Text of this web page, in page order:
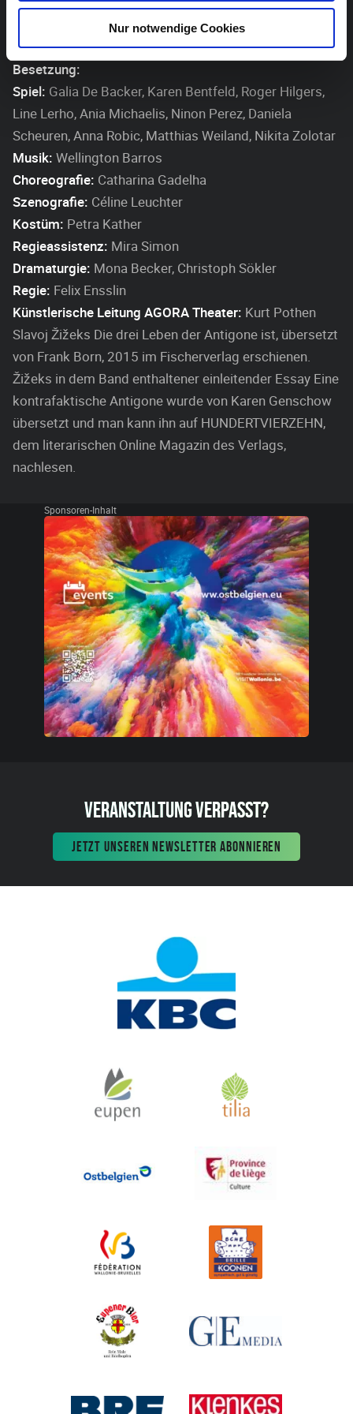
Nur notwendige Cookies
Besetzung:
Spiel: Galia De Backer, Karen Bentfeld, Roger Hilgers,
Line Lerho, Ania Michaelis, Ninon Perez, Daniela
Scheuren, Anna Robic, Matthias Weiland, Nikita Zolotar
Musik: Wellington Barros
Choreografie: Catharina Gadelha
Szenografie: Céline Leuchter
Kostüm: Petra Kather
Regieassistenz: Mira Simon
Dramaturgie: Mona Becker, Christoph Sökler
Regie: Felix Ensslin
Künstlerische Leitung AGORA Theater: Kurt Pothen
Slavoj Žižeks Die drei Leben der Antigone ist, übersetzt
von Frank Born, 2015 im Fischerverlag erschienen.
Žižeks in dem Band enthaltener einleitender Essay Eine
kontrafaktische Antigone wurde von Karen Genschow
übersetzt und man kann ihn auf HUNDERTVIERZEHN,
dem literarischen Online Magazin des Verlags,
nachlesen.
Sponsoren-Inhalt
VERANSTALTUNG VERPASST?
JETZT UNSEREN NEWSLETTER ABONNIEREN